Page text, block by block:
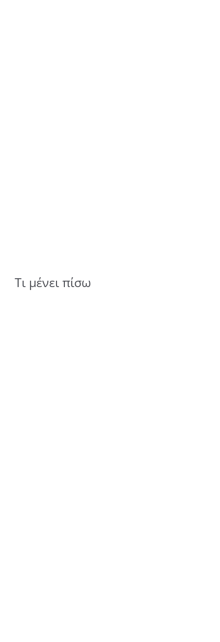
Τι μένει πίσω